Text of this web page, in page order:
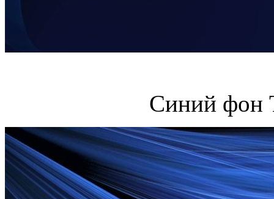
Синий фон